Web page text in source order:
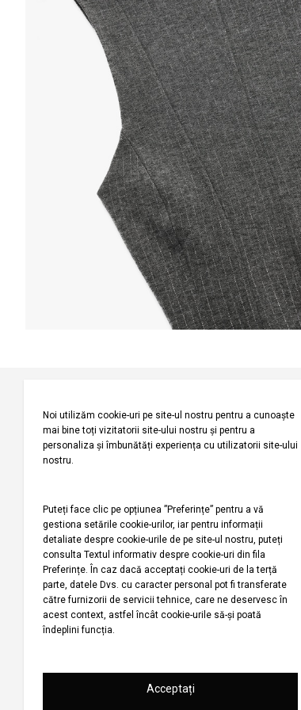
Înregistrați-vă pentru a fi
Fiți primii care
Prin abonarea la buletinul nostru informativ, sunteți de acord să
angajăm să vă protejăm confidențialitatea și vom folosi informațiile
actualizări despre produsele și serviciile noastre, să vă oferim
Companie
Despre noi
Politica
privind
utilizarea
modulelor de
tip cookie
Termeni și
condiții
campanie
Ajutor
Întrebări frecvente
Politica de Anulare și
Urmărirea comenzii
fără înregistrare
Politica de
Categorii Populare
Rochii Femei
Tricouri Femei
Cămăși Femei
Pantaloni Femei
Fuste Femei